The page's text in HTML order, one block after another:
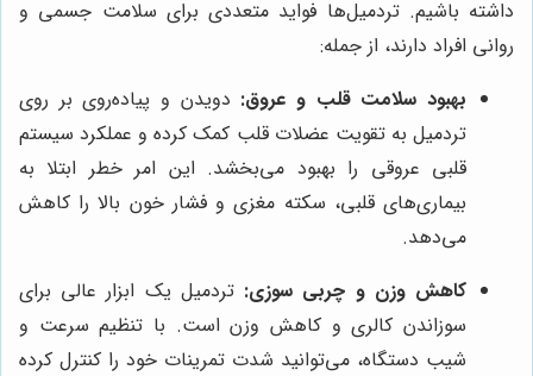
داشته باشیم. تردمیل‌ها فواید متعددی برای سلامت جسمی و
روانی افراد دارند، از جمله:
بهبود سلامت قلب و عروق: دویدن و پیاده‌روی بر روی
تردمیل به تقویت عضلات قلب کمک کرده و عملکرد سیستم
قلبی عروقی را بهبود می‌بخشد. این امر خطر ابتلا به
بیماری‌های قلبی، سکته مغزی و فشار خون بالا را کاهش
می‌دهد.
کاهش وزن و چربی سوزی: تردمیل یک ابزار عالی برای
سوزاندن کالری و کاهش وزن است. با تنظیم سرعت و
شیب دستگاه، می‌توانید شدت تمرینات خود را کنترل کرده